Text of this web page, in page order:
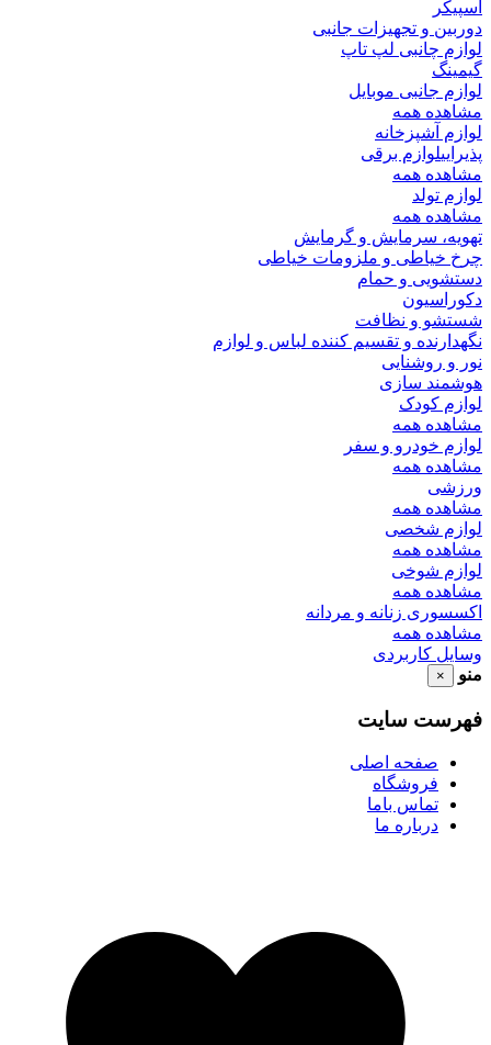
اسپیکر
دوربین و تجهیزات جانبی
لوازم چانبی لپ تاپ
گیمینگ
لوازم جانبی موبایل
مشاهده همه
لوازم آشپزخانه
پذیراییلوازم برقی
مشاهده همه
لوازم تولد
مشاهده همه
تهویه، سرمایش و گرمایش
چرخ خیاطی و ملزومات خیاطی
دستشویی و حمام
دکوراسیون
شستشو و نظافت
نگهدارنده و تقسیم کننده لباس و لوازم
نور و روشنایی
هوشمند سازی
لوازم کودک
مشاهده همه
لوازم خودرو و سفر
مشاهده همه
ورزشی
مشاهده همه
لوازم شخصی
مشاهده همه
لوازم شوخی
مشاهده همه
اکسسوری زنانه و مردانه
مشاهده همه
وسایل کاربردی
منو
×
فهرست سایت
صفحه اصلی
فروشگاه
تماس باما
درباره ما